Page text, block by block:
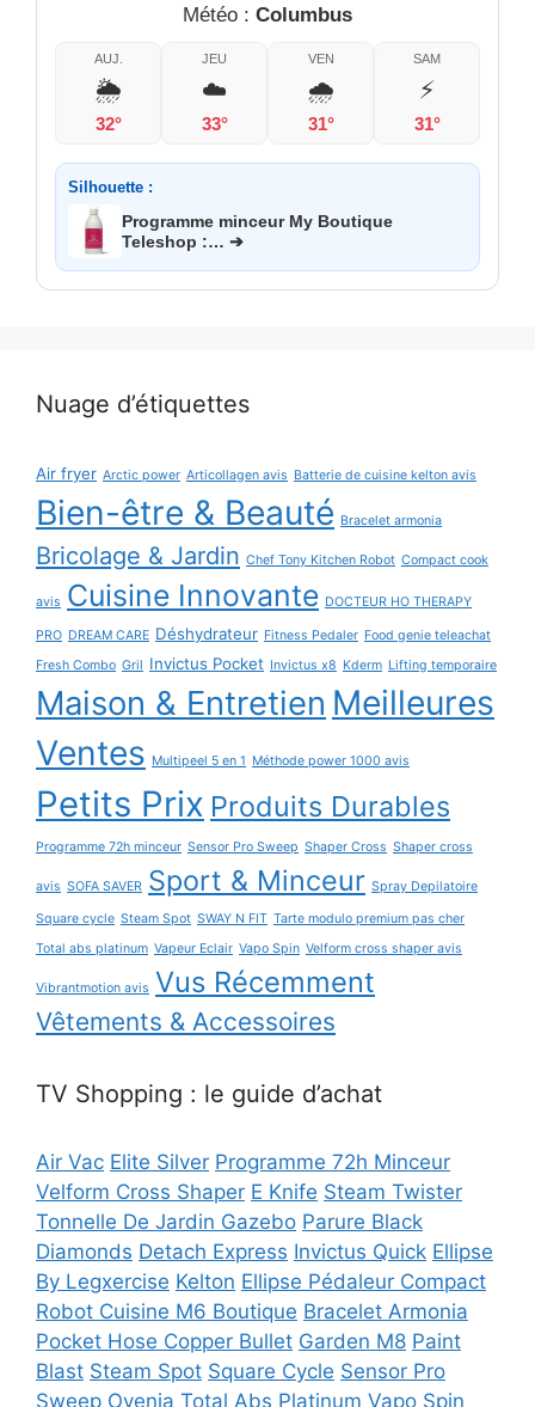
Météo : Columbus
AUJ.
🌦️
32°
JEU
☁️
33°
VEN
🌧️
31°
SAM
⚡
31°
Silhouette :
Programme minceur My Boutique
Teleshop :… ➔
Nuage d’étiquettes
Air fryer Arctic power Articollagen avis Batterie de cuisine kelton avis
Bien-être & Beauté Bracelet armonia
Bricolage & Jardin Chef Tony Kitchen Robot Compact cook
avis Cuisine Innovante DOCTEUR HO THERAPY
PRO DREAM CARE Déshydrateur Fitness Pedaler Food genie teleachat
Fresh Combo Gril Invictus Pocket Invictus x8 Kderm Lifting temporaire
Maison & Entretien Meilleures
Ventes Multipeel 5 en 1 Méthode power 1000 avis
Petits Prix Produits Durables
Programme 72h minceur Sensor Pro Sweep Shaper Cross Shaper cross
avis SOFA SAVER Sport & Minceur Spray Depilatoire
Square cycle Steam Spot SWAY N FIT Tarte modulo premium pas cher
Total abs platinum Vapeur Eclair Vapo Spin Velform cross shaper avis
Vibrantmotion avis Vus Récemment
Vêtements & Accessoires
TV Shopping : le guide d’achat
Air Vac Elite Silver Programme 72h Minceur
Velform Cross Shaper E Knife Steam Twister
Tonnelle De Jardin Gazebo Parure Black
Diamonds Detach Express Invictus Quick Ellipse
By Legxercise Kelton Ellipse Pédaleur Compact
Robot Cuisine M6 Boutique Bracelet Armonia
Pocket Hose Copper Bullet Garden M8 Paint
Blast Steam Spot Square Cycle Sensor Pro
Sweep Ovenia Total Abs Platinum Vapo Spin